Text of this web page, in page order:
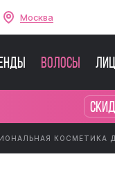
Москва
Волосы
КОСМЕТИКА